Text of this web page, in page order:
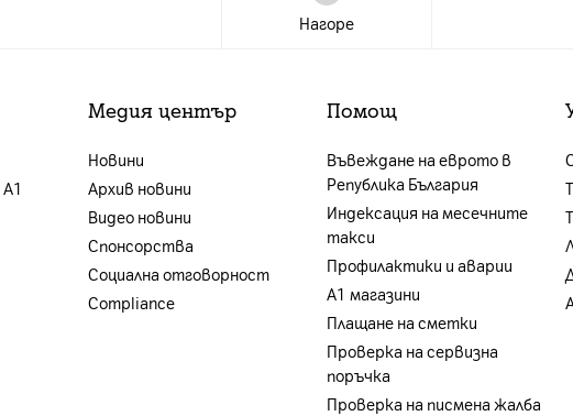
Нагоре
Медия център
Новини
Архив новини
Видео новини
Спонсорства
Социална отговорност
Compliance
Помощ
Въвеждане на еврото в
Република България
Индексация на месечните
такси
Профилактики и аварии
А1 магазини
Плащане на сметки
Проверка на сервизна
поръчка
Проверка на писмена жалба